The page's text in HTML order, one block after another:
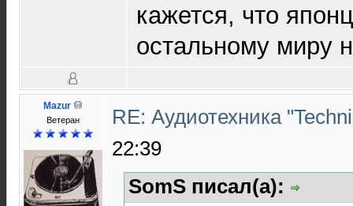
кажется, что
остальному миру
Mazur
Ветеран
RE: Аудиотехника
22:39
SomS писал(а):